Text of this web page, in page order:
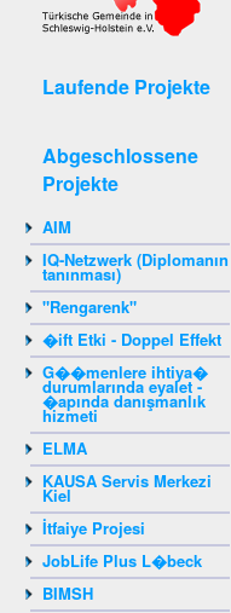
Laufende Projekte
Abgeschlossene
Projekte
AIM
IQ-Netzwerk (Diplomanın
tanınması)
"Rengarenk"
�ift Etki - Doppel Effekt
G��menlere ihtiya�
durumlarında eyalet -
�apında danışmanlık
hizmeti
ELMA
KAUSA Servis Merkezi
Kiel
İtfaiye Projesi
JobLife Plus L�beck
BIMSH